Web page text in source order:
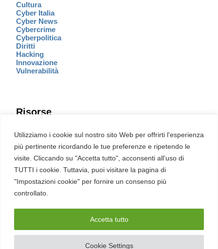
Utilizziamo i cookie sul nostro sito Web per offrirti l'esperienza
più pertinente ricordando le tue preferenze e ripetendo le
visite. Cliccando su "Accetta tutto", acconsenti all'uso di
TUTTI i cookie. Tuttavia, puoi visitare la pagina di
"Impostazioni cookie" per fornire un consenso più
controllato.
Cookie Settings
Accetta tutto
Cultura
Cyber Italia
Cyber News
Cybercrime
Cyberpolitica
Diritti
Hacking
Innovazione
Vulnerabilità
Risorse
Eventi
Fumetto Cyber
Newsletter
Servizi
Pubblicità
English
Ultime CVE critiche
2026 – REDHOTCYBER Srl. Tutti i diritti riservati